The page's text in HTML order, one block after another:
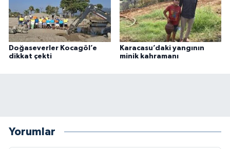
Doğaseverler Kocagöl’e
dikkat çekti
Karacasu’daki yangının
minik kahramanı
Yorumlar